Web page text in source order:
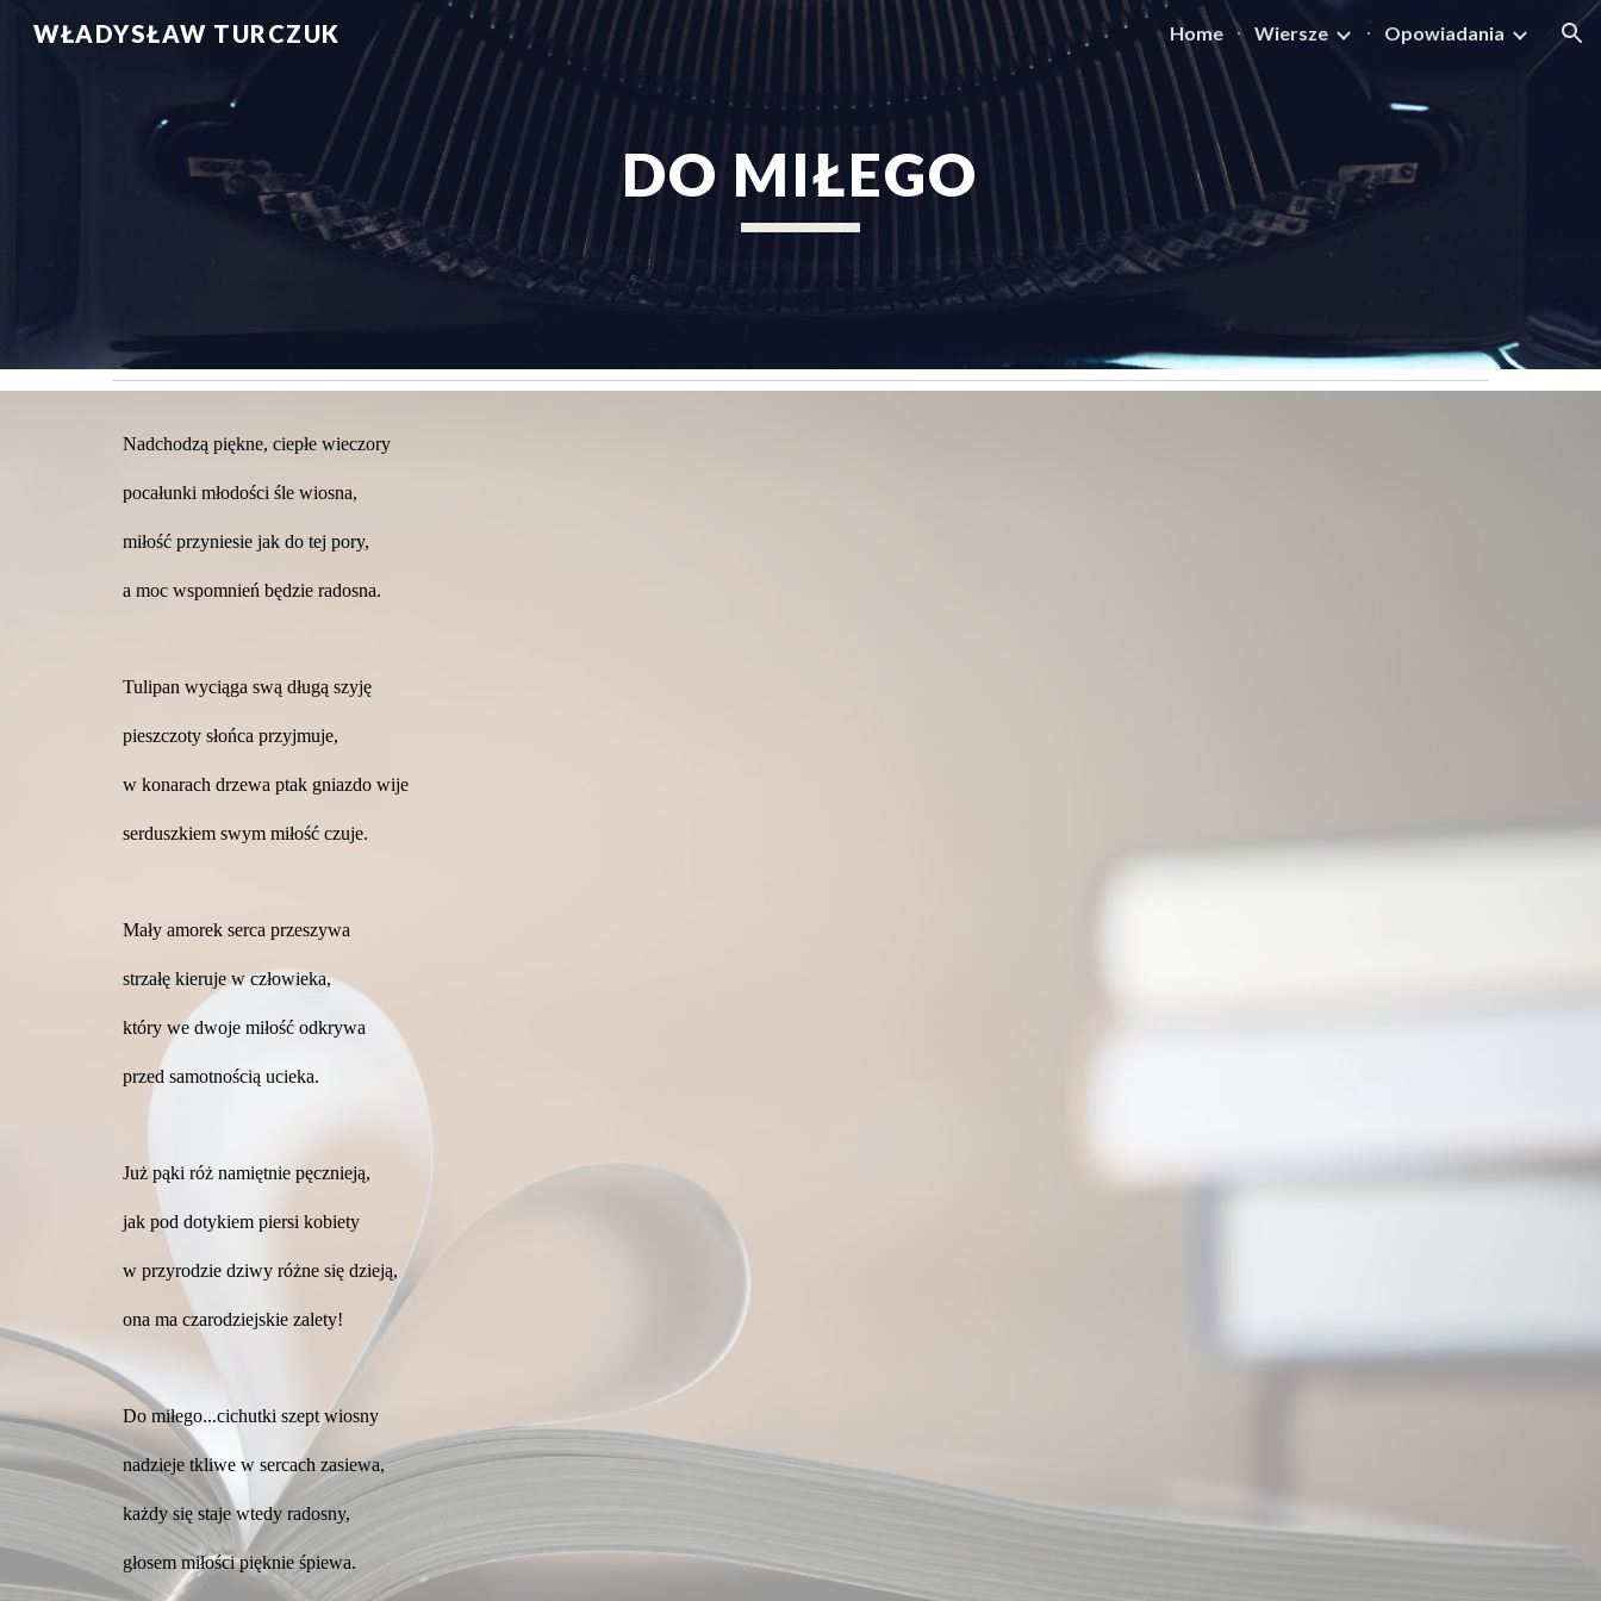
Skip to main content Skip to navigation
WŁADYSŁAW TURCZUK Home Wiersze Opowiadania
DO MIŁEGO
Nadchodzą piękne, ciepłe wieczory
pocałunki młodości śle wiosna,
miłość przyniesie jak do tej pory,
a moc wspomnień będzie radosna.
Tulipan wyciąga swą długą szyję
pieszczoty słońca przyjmuje,
w konarach drzewa ptak gniazdo wije
serduszkiem swym miłość czuje.
Mały amorek serca przeszywa
strzałę kieruje w człowieka,
który we dwoje miłość odkrywa
przed samotnością ucieka.
Już pąki róż namiętnie pęcznieją,
jak pod dotykiem piersi kobiety
w przyrodzie dziwy różne się dzieją,
ona ma czarodziejskie zalety!
Do miłego...cichutki szept wiosny
nadzieje tkliwe w sercach zasiewa,
każdy się staje wtedy radosny,
głosem miłości pięknie śpiewa.